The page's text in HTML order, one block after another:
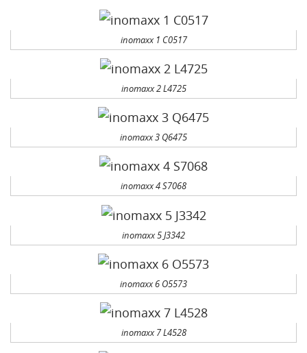
inomaxx 1 C0517
inomaxx 2 L4725
inomaxx 3 Q6475
inomaxx 4 S7068
inomaxx 5 J3342
inomaxx 6 O5573
inomaxx 7 L4528